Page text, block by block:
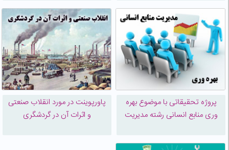
پروژه تحقیقاتی با موضوع بهره
وری منابع انسانی رشته مدیریت
پاورپوینت در مورد انقلاب صنعتی
و اثرات آن در گردشگری